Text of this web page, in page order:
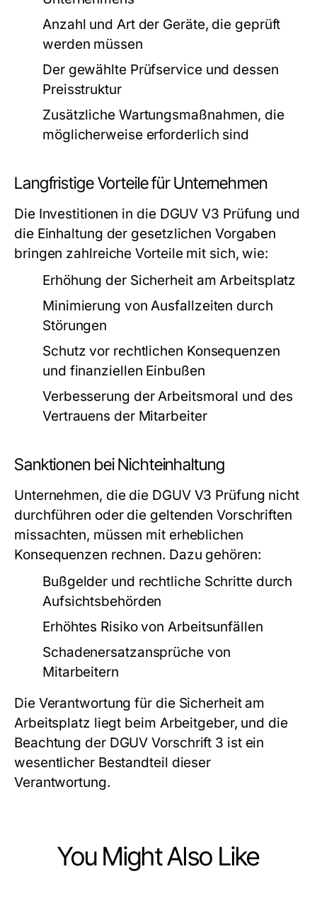
Anzahl und Art der Geräte, die geprüft
werden müssen
Der gewählte Prüfservice und dessen
Preisstruktur
Zusätzliche Wartungsmaßnahmen, die
möglicherweise erforderlich sind
Langfristige Vorteile für Unternehmen
Die Investitionen in die DGUV V3 Prüfung und
die Einhaltung der gesetzlichen Vorgaben
bringen zahlreiche Vorteile mit sich, wie:
Erhöhung der Sicherheit am Arbeitsplatz
Minimierung von Ausfallzeiten durch
Störungen
Schutz vor rechtlichen Konsequenzen
und finanziellen Einbußen
Verbesserung der Arbeitsmoral und des
Vertrauens der Mitarbeiter
Sanktionen bei Nichteinhaltung
Unternehmen, die die DGUV V3 Prüfung nicht
durchführen oder die geltenden Vorschriften
missachten, müssen mit erheblichen
Konsequenzen rechnen. Dazu gehören:
Bußgelder und rechtliche Schritte durch
Aufsichtsbehörden
Erhöhtes Risiko von Arbeitsunfällen
Schadenersatzansprüche von
Mitarbeitern
Die Verantwortung für die Sicherheit am
Arbeitsplatz liegt beim Arbeitgeber, und die
Beachtung der DGUV Vorschrift 3 ist ein
wesentlicher Bestandteil dieser
Verantwortung.
You Might Also Like